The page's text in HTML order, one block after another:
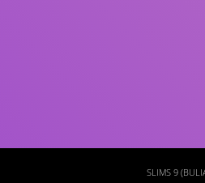
SLIMS 9